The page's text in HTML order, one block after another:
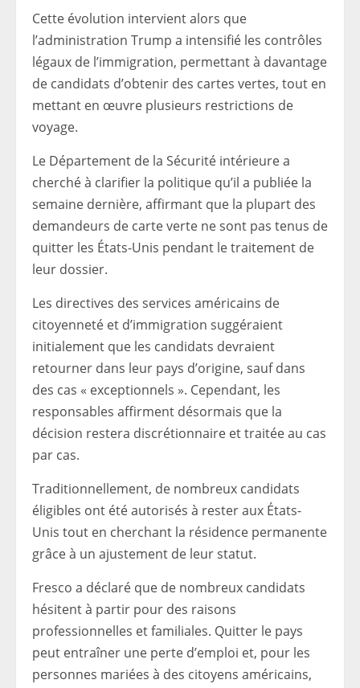
Cette évolution intervient alors que
l’administration Trump a intensifié les contrôles
légaux de l’immigration, permettant à davantage
de candidats d’obtenir des cartes vertes, tout en
mettant en œuvre plusieurs restrictions de
voyage.
Le Département de la Sécurité intérieure a
cherché à clarifier la politique qu’il a publiée la
semaine dernière, affirmant que la plupart des
demandeurs de carte verte ne sont pas tenus de
quitter les États-Unis pendant le traitement de
leur dossier.
Les directives des services américains de
citoyenneté et d’immigration suggéraient
initialement que les candidats devraient
retourner dans leur pays d’origine, sauf dans
des cas « exceptionnels ». Cependant, les
responsables affirment désormais que la
décision restera discrétionnaire et traitée au cas
par cas.
Traditionnellement, de nombreux candidats
éligibles ont été autorisés à rester aux États-
Unis tout en cherchant la résidence permanente
grâce à un ajustement de leur statut.
Fresco a déclaré que de nombreux candidats
hésitent à partir pour des raisons
professionnelles et familiales. Quitter le pays
peut entraîner une perte d’emploi et, pour les
personnes mariées à des citoyens américains,